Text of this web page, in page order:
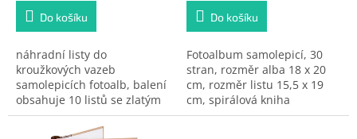
Do košíku
náhradní listy do
kroužkových vazeb
samolepicích fotoalb, balení
obsahuje 10 listů se zlatým
bočním okrajem, rozměr
listu 22,5 x 28 cm
Do košíku
Fotoalbum samolepicí, 30
stran, rozměr alba 18 x 20
cm, rozměr listu 15,5 x 19
cm, spirálová kniha